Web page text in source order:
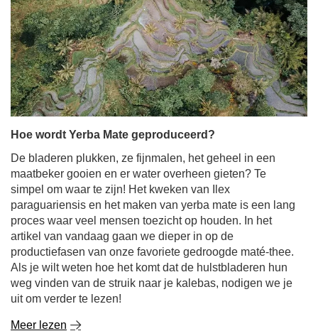
Hoe wordt Yerba Mate geproduceerd?
De bladeren plukken, ze fijnmalen, het geheel in een
maatbeker gooien en er water overheen gieten? Te
simpel om waar te zijn! Het kweken van Ilex
paraguariensis en het maken van yerba mate is een lang
proces waar veel mensen toezicht op houden. In het
artikel van vandaag gaan we dieper in op de
Als je wilt weten hoe het komt dat de hulstbladeren hun
weg vinden van de struik naar je kalebas, nodigen we je
uit om verder te lezen!
Meer lezen